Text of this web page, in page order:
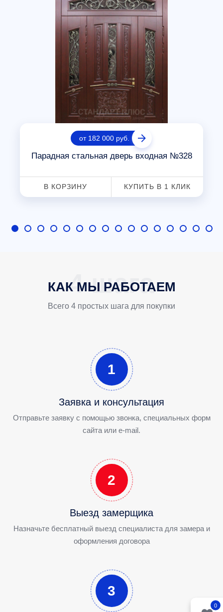
0
от 182 000 руб.
Парадная стальная дверь входная №328
В КОРЗИНУ КУПИТЬ В 1 КЛИК
КАК МЫ РАБОТАЕМ
Всего 4 простых шага для покупки
1
Заявка и консультация
Отправьте заявку с помощью звонка, специальных форм
сайта или e-mail.
2
Выезд замерщика
Назначьте бесплатный выезд специалиста для замера и
оформления договора
3